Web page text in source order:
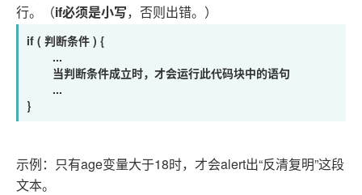
行。（if必须是小写，否则出错。）
if ( 判断条件 ) {
...
当判断条件成立时，才会运行此代码块中的语句
...
}
示例：只有age变量大于18时，才会alert出“反清复明”这段
文本。